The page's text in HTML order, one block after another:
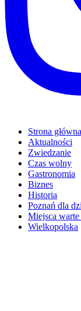
Strona główna
Aktualności
Zwiedzanie
Czas wolny
Gastronomia
Biznes
Historia
Poznań dla
Miejsca warte
Wielkopolska